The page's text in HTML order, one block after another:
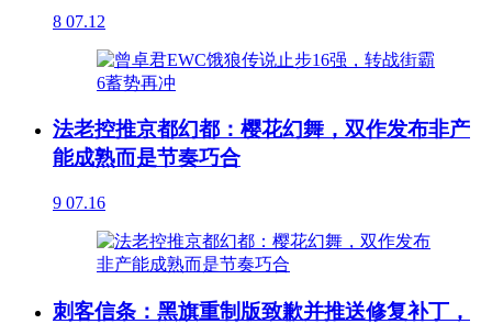
8 07.12
法老控推京都幻都：樱花幻舞，双作发布非产
能成熟而是节奏巧合
9 07.16
刺客信条：黑旗重制版致歉并推送修复补丁，